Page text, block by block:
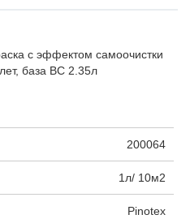
200064
1л/ 10м2
Pinotex